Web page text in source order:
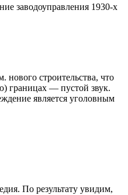
заводоуправления 1930-х
строительства, что
границах — пустой звук.
является уголовным
По результату увидим,